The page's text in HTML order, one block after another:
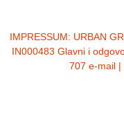
IMPRESSUM: URBAN
IN000483 Glavni i
707 e-mail |